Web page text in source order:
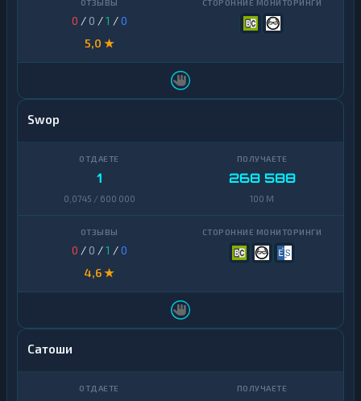
0 / 0 /1 /0
5,0 ★
Swop
1
0,0745 / 600 000
268 588
100 M
0 / 0 /1 /0
4,6 ★
Сатоши